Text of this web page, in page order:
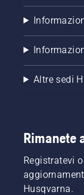
Altre sedi
Rimanete
Registratevi
Husqvarna.